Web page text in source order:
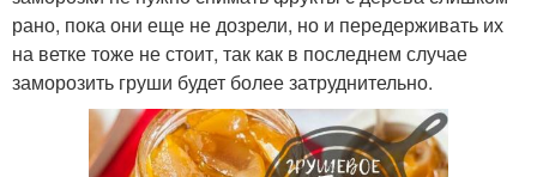
рано, пока они еще не дозрели, но и передерживать их
на ветке тоже не стоит, так как в последнем случае
заморозить груши будет более затруднительно.